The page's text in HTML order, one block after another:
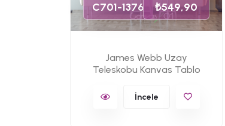
C701-1376 ₺549,90
James Webb Uzay
Teleskobu Kanvas Tablo
İncele